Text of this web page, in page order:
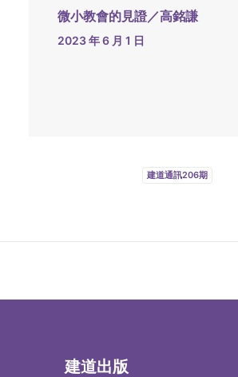
微小教會的見證／高銘謙
2023 年 6 月 1 日
建道通訊206期
建道出版